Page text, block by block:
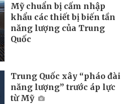
Mỹ chuẩn bị cấm nhập
khẩu các thiết bị biến tần
năng lượng của Trung
Quốc
Trung Quốc xây “pháo đài
năng lượng” trước áp lực
từ Mỹ